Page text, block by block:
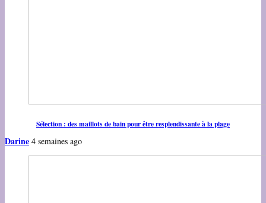
Sélection : des maillots de bain pour être resplendissante à la plage
Darine 4 semaines ago